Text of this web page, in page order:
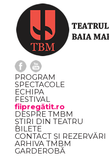
PROGRAM
SPECTACOLE
ECHIPA
FESTIVAL
fiipregătit.ro
DESPRE TMBM
ȘTIRI DIN TEATRU
BILETE
CONTACT ȘI REZERVĂRI
ARHIVA TMBM
GARDEROBĂ